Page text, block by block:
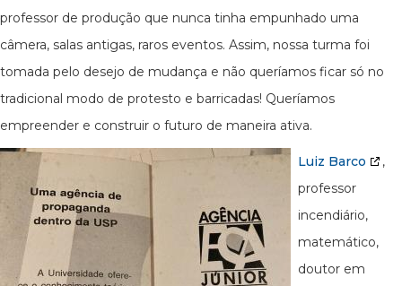
professor de produção que nunca tinha empunhado uma
câmera, salas antigas, raros eventos. Assim, nossa turma foi
tomada pelo desejo de mudança e não queríamos ficar só no
tradicional modo de protesto e barricadas! Queríamos
empreender e construir o futuro de maneira ativa.
Luiz Barco
,
professor
incendiário,
matemático,
doutor em